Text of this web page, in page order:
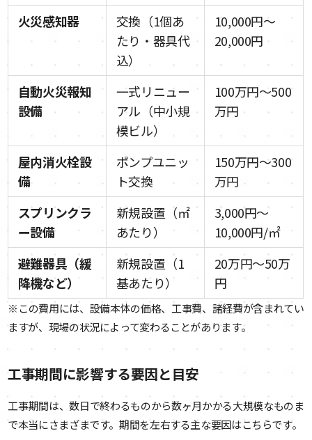
火災感知器
交換（1個あ
たり・器具代
込）
10,000円〜
20,000円
自動火災報知
設備
一式リニュー
アル（中小規
模ビル）
100万円〜500
万円
屋内消火栓設
備
ポンプユニッ
ト交換
150万円〜300
万円
スプリンクラ
ー設備
新規設置（㎡
あたり）
3,000円〜
10,000円/㎡
避難器具（緩
降機など）
新規設置（1
基あたり）
20万円〜50万
円
※この費用には、設備本体の価格、工事費、諸経費が含まれてい
ますが、現場の状況によって変わることがあります。
工事期間に影響する要因と目安
工事期間は、数日で終わるものから数ヶ月かかる大規模なものま
で本当にさまざまです。期間を左右する主な要因はこちらです。